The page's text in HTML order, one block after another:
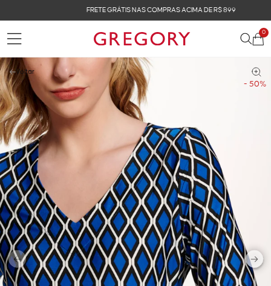
FRETE GRÁTIS NAS COMPRAS ACIMA DE R$ 899
0
- 50%
Voltar